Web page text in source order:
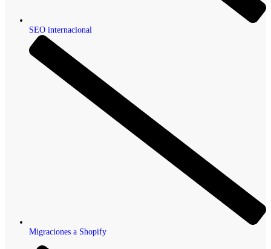
SEO internacional
Migraciones a Shopify